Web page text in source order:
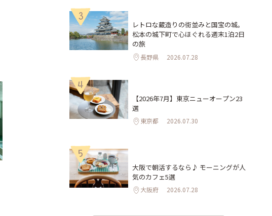
3
レトロな蔵造りの街並みと国宝の城。
松本の城下町で心ほぐれる週末1泊2日
の旅
長野県 2026.07.28
4
【2026年7月】東京ニューオープン23
選
東京都 2026.07.30
5
大阪で朝活するなら♪ モーニングが人
気のカフェ5選
大阪府 2026.07.28